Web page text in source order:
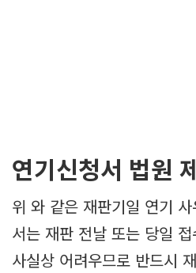
연기신청서 법원
위 와 같은 재판기일 연기
서는 재판 전날 또는 당일
사실상 어려우므로 반드시